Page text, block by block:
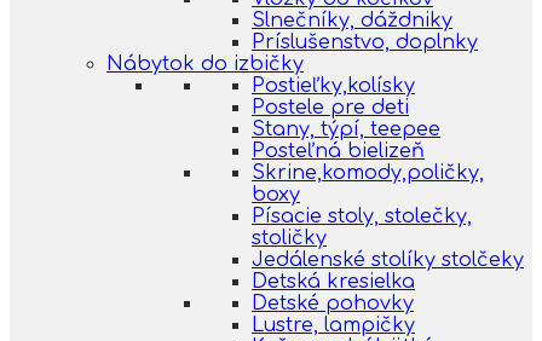
Slnečníky, dáždniky
Príslušenstvo, doplnky
Nábytok do izbičky
Postieľky,kolísky
Postele pre deti
Stany, týpí, teepee
Posteľná bielizeň
Skrine,komody,poličky,
boxy
Písacie stoly, stolečky,
stoličky
Jedálenské stolíky stolčeky
Detská kresielka
Detské pohovky
Lustre, lampičky